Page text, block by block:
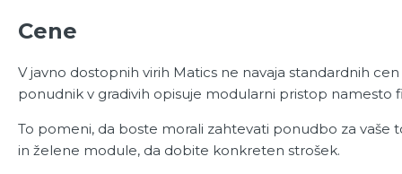
Cene
V javno dostopnih virih Matics ne navaja standardnih
ponudnik v gradivih opisuje modularni pristop namesto
To pomeni, da boste morali zahtevati ponudbo za vaše
in želene module, da dobite konkreten strošek.